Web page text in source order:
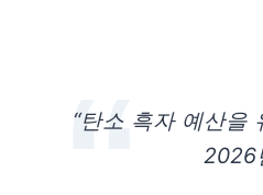
“탄소 흑자 예산을
2026